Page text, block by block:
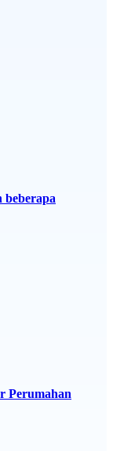
beberapa
Perumahan